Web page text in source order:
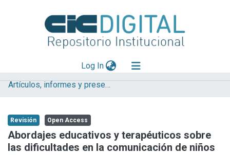
Log In(current)
Explorar
Aportar material
Statistics
Artículos, informes y presentaciones en Congresos
Revisión Open Access
Abordajes educativos y terapéuticos sobre
las dificultades en la comunicación de niños